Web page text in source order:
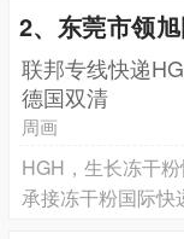
2、东莞市领
联邦专线快递
德国双清
周画
HGH，生长冻干
承接冻干粉国际快